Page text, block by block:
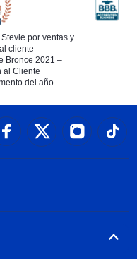
Stevie por ventas y
cliente
Bronce 2021 –
al Cliente
del año